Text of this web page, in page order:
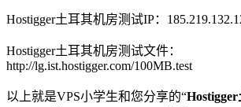
Hostigger土耳其机房测试IP：
Hostigger土耳其机房测试文件：
http://lg.ist.hostigger.com/100MB.test
以上就是VPS小学生和您分享的“